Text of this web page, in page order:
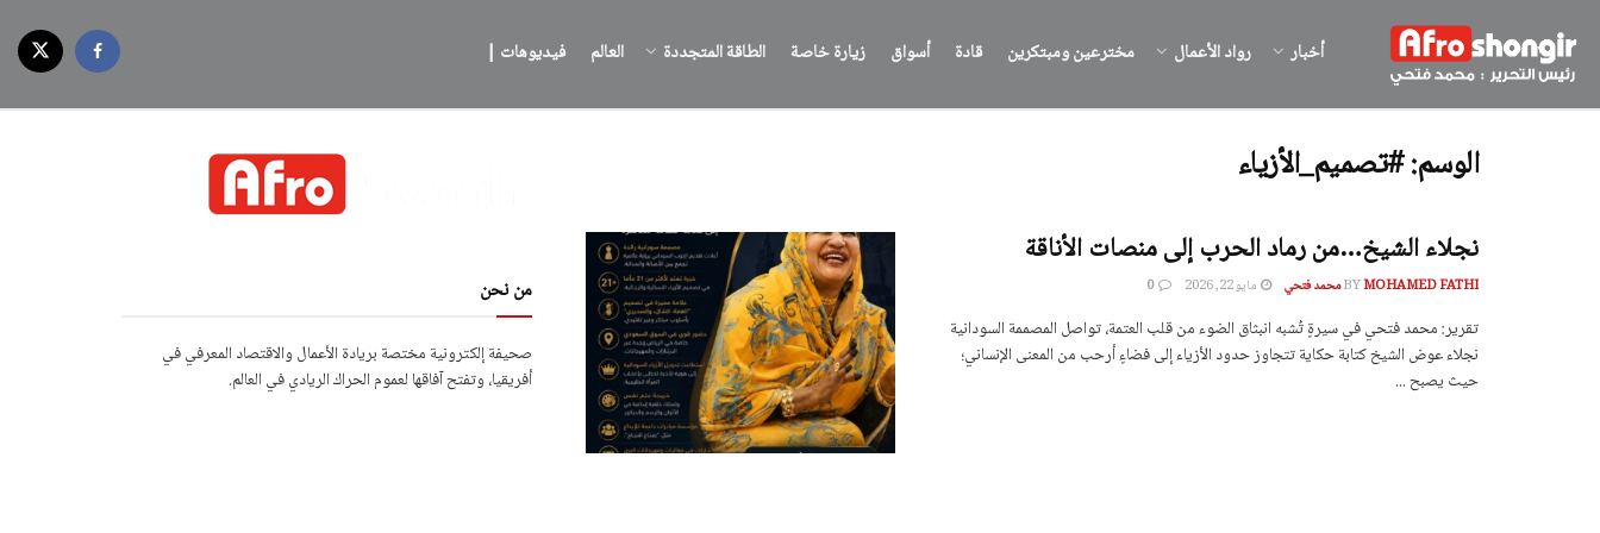
أخبار رواد الأعمال مخترعين ومبتكرين قادة أسواق زيارة خاصة الطاقة المتجددة العالم فيديوهات |
الوسم:#تصميم_الأزياء
نجلاء الشيخ…من رماد الحرب إلى منصات الأناقة
BYMOHAMED FATHI محمد فتحي مايو 22, 2026 0
تقرير: محمد فتحي في سيرةٍ تُشبه انبثاق الضوء من قلب العتمة، تواصل المصممة السودانية
نجلاء عوض الشيخ كتابة حكاية تتجاوز حدود الأزياء إلى فضاءٍ أرحب من المعنى الإنساني؛
حيث يصبح ...
من نحن
صحيفة إلكترونية مختصة بريادة الأعمال والاقتصاد المعرفي في
أفريقيا، وتفتح آفاقها لعموم الحراك الريادي في العالم.